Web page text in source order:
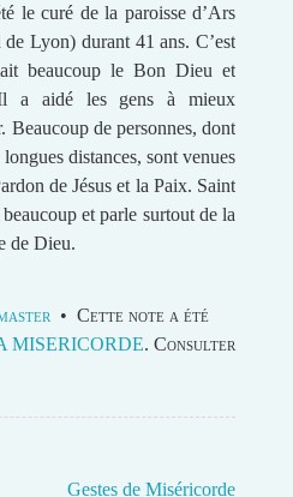
le curé de la paroisse d’Ars
Lyon) durant 41 ans. C’est
beaucoup le Bon Dieu et
Il a aidé les gens à mieux
Beaucoup de personnes, dont
distances, sont venues
de Jésus et la Paix. Saint
et parle surtout de la
de Dieu.
• Cette note a été
MISERICORDE. Consulter
Gestes de Miséricorde